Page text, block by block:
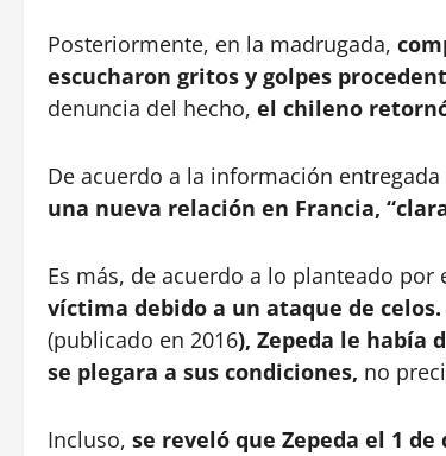
Posteriormente, en la madrugada,
escucharon gritos y golpes
denuncia del hecho, el chileno
De acuerdo a la información
una nueva relación en Francia,
Es más, de acuerdo a lo planteado
víctima debido a un ataque de celos.
(publicado en 2016), Zepeda le había
se plegara a sus condiciones, no
Incluso, se reveló que Zepeda el 1